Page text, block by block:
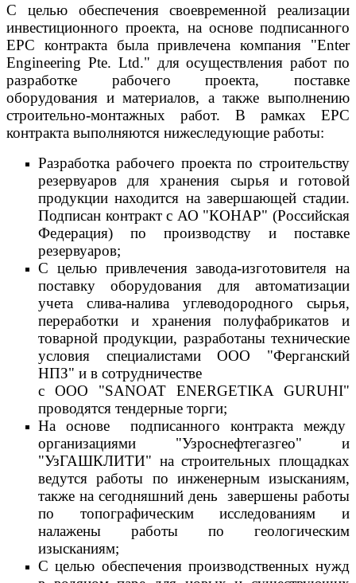
С целью обеспечения своевременной реализации
инвестиционного проекта, на основе подписанного
EPC контракта была привлечена компания "Enter
Engineering Pte. Ltd." для осуществления работ по
разработке рабочего проекта, поставке
оборудования и материалов, а также выполнению
строительно-монтажных работ. В рамках EPC
контракта выполняются нижеследующие работы:
Разработка рабочего проекта по строительству
резервуаров для хранения сырья и готовой
продукции находится на завершающей стадии.
Подписан контракт с АО "КОНАР" (Российская
Федерация) по производству и поставке
резервуаров;
С целью привлечения завода-изготовителя на
поставку оборудования для автоматизации
учета слива-налива углеводородного сырья,
переработки и хранения полуфабрикатов и
товарной продукции, разработаны технические
условия специалистами ООО "Ферганский
НПЗ" и в сотрудничестве
с ООО "SANOAT ENERGETIKA GURUHI"
проводятся тендерные торги;
На основе подписанного контракта между
организациями "Узроснефтегазгео" и
"УзГАШКЛИТИ" на строительных площадках
ведутся работы по инженерным изысканиям,
также на сегодняшний день завершены работы
по топографическим исследованиям и
налажены работы по геологическим
изысканиям;
С целью обеспечения производственных нужд